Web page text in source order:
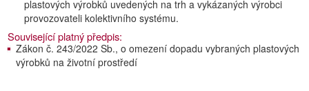
plastových výrobků uvedených na trh a vykázaných výrobci
provozovateli kolektivního systému.
Související platný předpis:
Zákon č. 243/2022 Sb., o omezení dopadu vybraných plastových
výrobků na životní prostředí